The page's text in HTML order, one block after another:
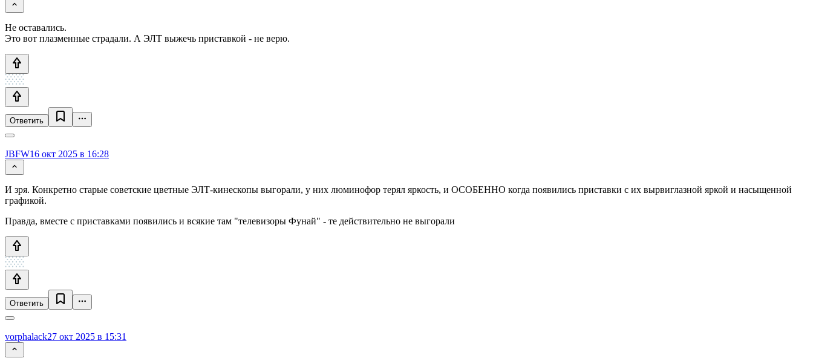
Не оставались.
Это вот плазменные страдали. А ЭЛТ выжечь приставкой - не верю.
Ответить
JBFW16 окт 2025 в 16:28
И зря. Конкретно старые советские цветные ЭЛТ-кинескопы выгорали, у них люминофор терял яркость, и ОСОБЕННО когда появились приставки с их вырвиглазной яркой и насыщенной
графикой.
Правда, вместе с приставками появились и всякие там "телевизоры Фунай" - те действительно не выгорали
Ответить
vorphalack27 окт 2025 в 15:31